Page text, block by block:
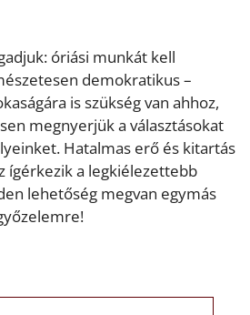
óriási munkát kell
demokratikus –
is szükség van ahhoz,
megnyerjük a választásokat
Hatalmas erő és kitartás
ígérkezik a legkiélezettebb
lehetőség megvan egymás